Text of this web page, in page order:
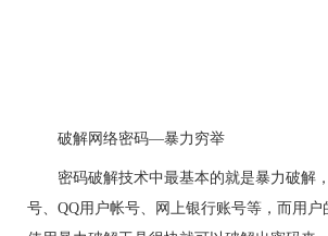
破解网络密码—暴力穷举
密码破解技术中最基本的就是暴力破解
号、QQ用户帐号、网上银行账号等，而用